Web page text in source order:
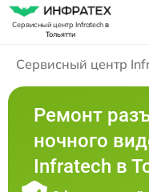
Сервисный центр Infratechв
Тольятти
Сервисный центр
Ремонт
ночного
Infratech в